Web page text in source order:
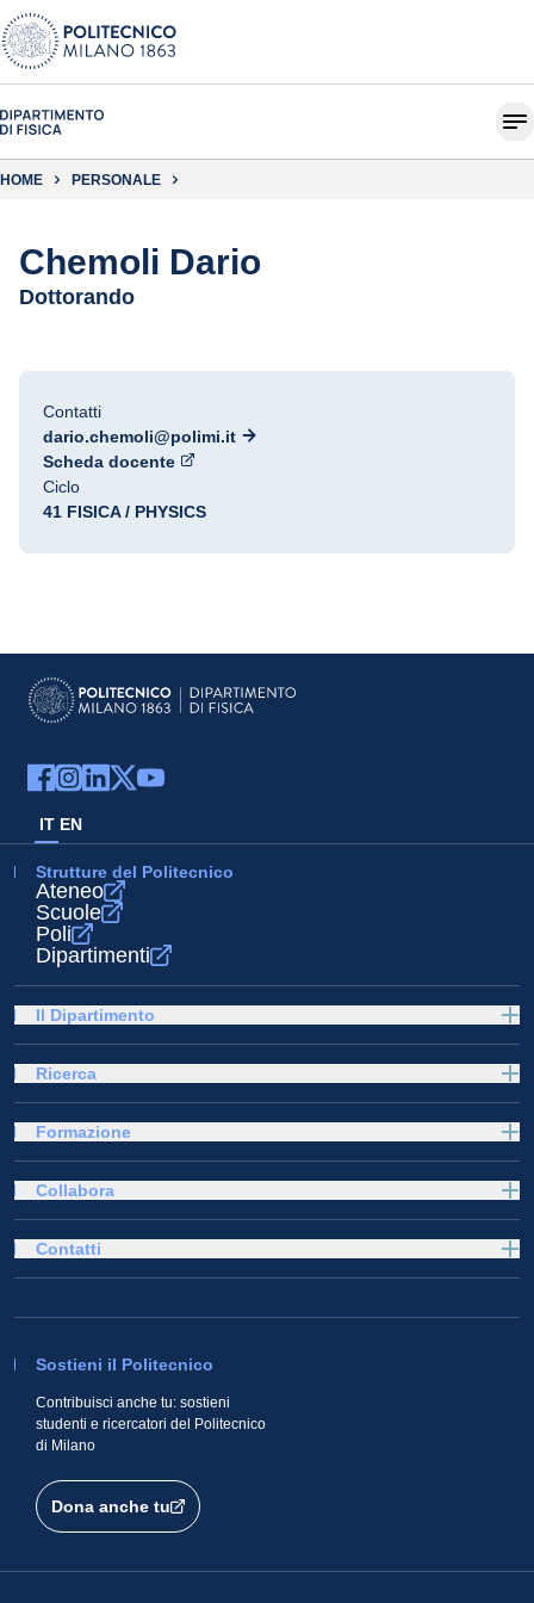
HOME PERSONALE
Chemoli Dario
Dottorando
Contatti
dario.chemoli@polimi.it
Scheda docente
Ciclo
41 FISICA / PHYSICS
IT EN
Strutture del Politecnico
Ateneo
Scuole
Poli
Dipartimenti
Il Dipartimento
Ricerca
Formazione
Collabora
Sostieni il Politecnico
Contribuisci anche tu: sostieni
studenti e ricercatori del Politecnico
di Milano
Dona anche tu
Contatti